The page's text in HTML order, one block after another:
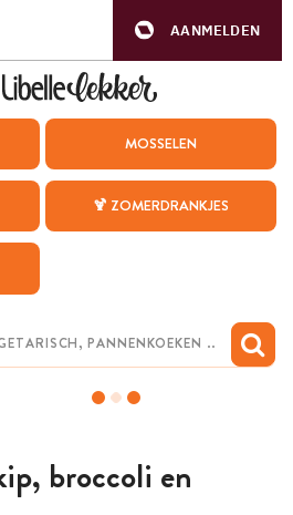
AANMELDEN
MOSSELEN
🍹 ZOMERDRANKJES
broccoli en